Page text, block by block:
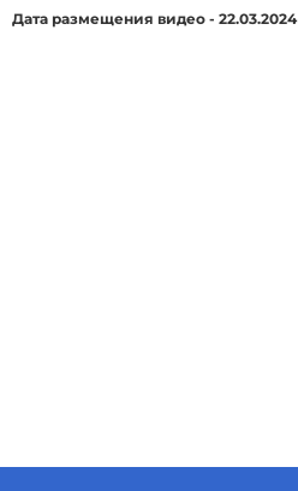
Дата размещения видео - 22.03.2024